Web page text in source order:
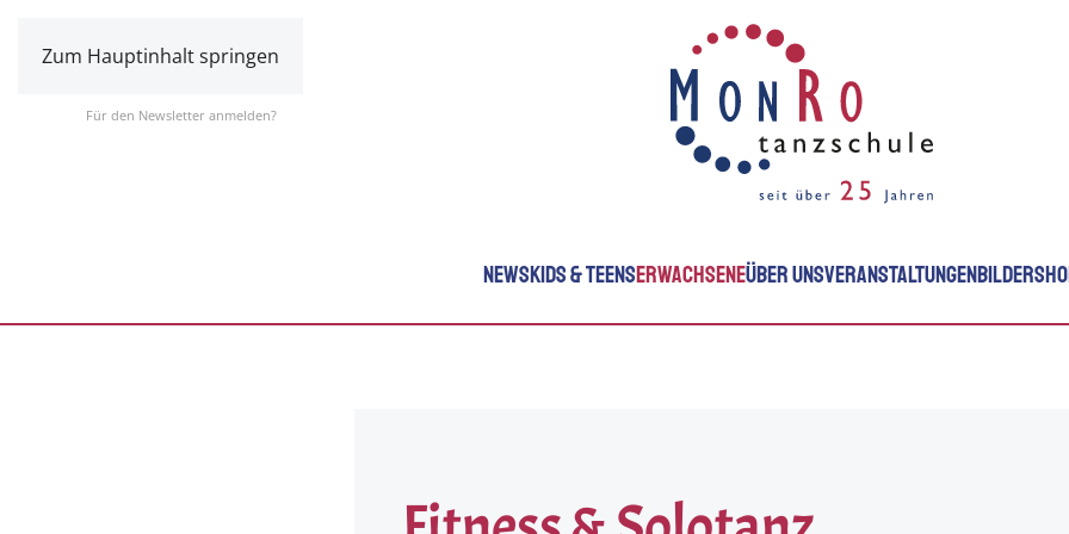
Zum Hauptinhalt springen
Für den Newsletter anmelden?
NEWSKIDS & TEENSERWACHSENEÜBER UNSVERANSTALTUNGENBILDER